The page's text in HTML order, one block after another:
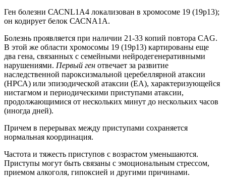
Ген болезни САСNL1А4 локализован в хромосоме 19 (19р13);
он кодирует белок САСNА1А.
Болезнь проявляется при наличии 21-33 копий повтора CAG.
В этой же области хромосомы 19 (19р13) картированы еще
два гена, связанных с семейными нейродегенеративными
нарушениями. Первый ген отвечает за развитие
наследственной пароксизмальной церебеллярной атаксии
(НРСА) или эпизодической атаксии (ЕА), характеризующейся
нистагмом и периодическими приступами атаксии,
продолжающимися от нескольких минут до нескольких часов
(иногда дней).
Причем в перерывах между приступами сохраняется
нормальная координация.
Частота и тяжесть приступов с возрастом уменьшаются.
Приступы могут быть связаны с эмоциональным стрессом,
приемом алкоголя, гипоксией и другими причинами.